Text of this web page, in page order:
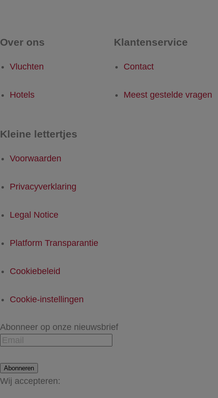
Over ons
Vluchten
Hotels
Klantenservice
Contact
Meest gestelde vragen
Kleine lettertjes
Voorwaarden
Privacyverklaring
Legal Notice
Platform Transparantie
Cookiebeleid
Cookie-instellingen
Abonneer op onze nieuwsbrief
Abonneren
Wij accepteren: